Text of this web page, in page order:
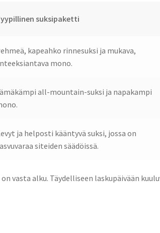
suksipaketti
kapeahko rinnesuksi ja mukava,
mono.
all-mountain-suksi ja napakampi
ja helposti kääntyvä suksi, jossa on
siteiden säädöissä.
vasta alku. Täydelliseen laskupäivään